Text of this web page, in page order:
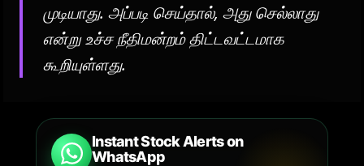
முடியாது. அப்படி செய்தால், அது செல்லாது
என்று உச்ச நீதிமன்றம் திட்டவட்டமாக
கூறியுள்ளது.
Instant Stock Alerts on
WhatsApp